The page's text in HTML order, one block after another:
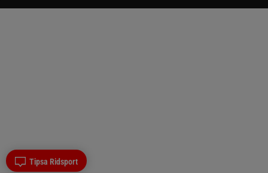
Tipsa Ridsport